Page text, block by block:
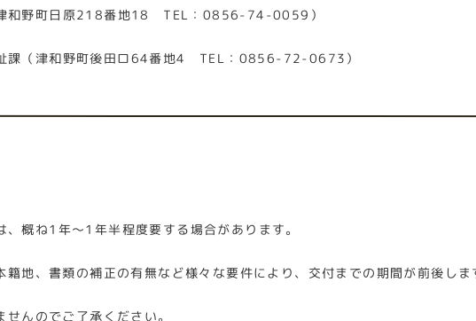
津和野町日原218番地18 TEL：0856-74-0059）
祉課（津和野町後田ロ64番地4 TEL：0856-72-0673）
概ね1年～1年半程度要する場合があります。
地、書類の補正の有無など様々な要件により、交付までの期間が前後しま
んのでご了承ください。